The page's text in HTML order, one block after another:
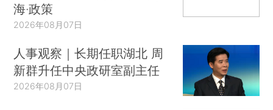
海·政策
2026年08月07日
人事观察｜长期任职湖北 周
新群升任中央政研室副主任
2026年08月07日